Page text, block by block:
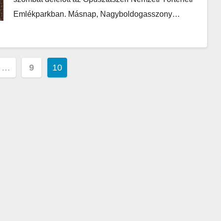
Emlékparkban. Másnap, Nagyboldogasszony…
… 9 10